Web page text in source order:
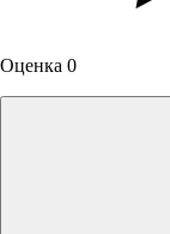
Оценка 0